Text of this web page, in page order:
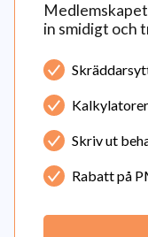
in smidigt och
Skriv ut
Rabatt på